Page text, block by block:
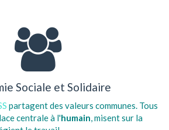
Sociale et Solidaire
partagent des valeurs communes. Tous
centrale à l'humain , misent sur la